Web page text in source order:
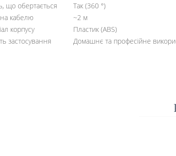
що обертається
Так (360 °)
кабелю
~2 м
корпусу
Пластик (ABS)
застосування
Домашнє та професійне